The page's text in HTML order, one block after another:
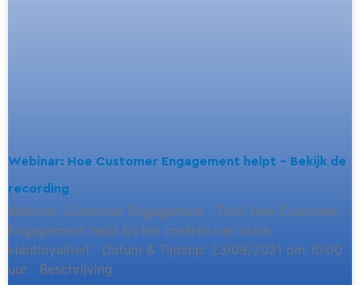
Webinar: Hoe Customer Engagement helpt – Bekijk de
recording
Webinar: Customer Engagement Titel: Hoe Customer
Engagement helpt bij het creëren van ware
klantloyaliteit Datum & Tijdstip: 23/09/2021 om 10:00
uur Beschrijving